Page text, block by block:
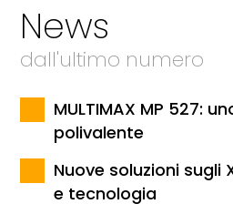
News
dall'ultimo numero
MULTIMAX MP 527:
polivalente
Nuove soluzioni sugli
e tecnologia